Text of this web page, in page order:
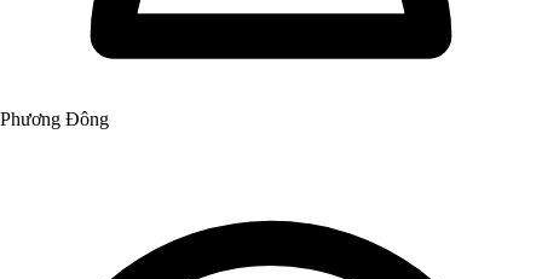
Phương Đông